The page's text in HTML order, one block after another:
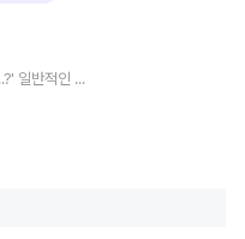
'톡톡 튀는 식감은 물론, 이것까지 챙겨준다고..?' 일반적인 흰쌀밥보다 완두콩밥 먹어야 되는 사람 특징